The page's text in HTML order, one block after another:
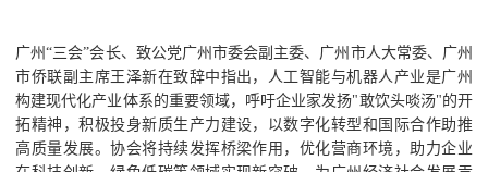
广州“三会”会长、致公党广州市委会副主委、广州市人大常委、广州
市侨联副主席王泽新在致辞中指出，人工智能与机器人产业是广州
构建现代化产业体系的重要领域，呼吁企业家发扬"敢饮头啖汤"的开
拓精神，积极投身新质生产力建设，以数字化转型和国际合作助推
高质量发展。协会将持续发挥桥梁作用，优化营商环境，助力企业